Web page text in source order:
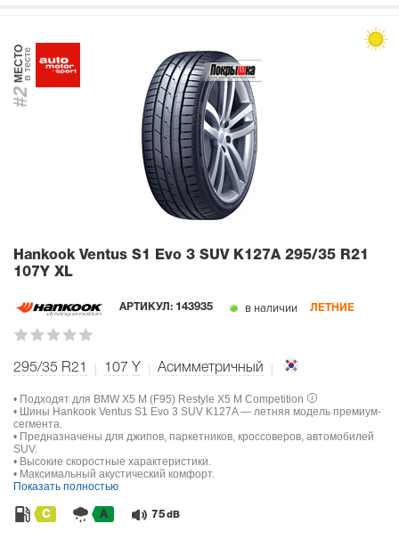
#2
МЕСТОв тесте
Hankook Ventus S1 Evo 3 SUV K127A 295/35 R21
107Y XL
АРТИКУЛ: 143935 в наличии ЛЕТНИЕ
295/35 R21 107 Y Асимметричный
• Подходят для BMW X5 M (F95) Restyle X5 M Competition
• Шины Hankook Ventus S1 Evo 3 SUV K127A — летняя модель премиум-
сегмента.
• Предназначены для джипов, паркетников, кроссоверов, автомобилей
SUV.
• Высокие скоростные характеристики.
• Максимальный акустический комфорт.
Показать полностью
C A 75 dB